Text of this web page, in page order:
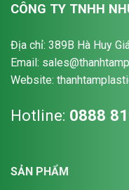
CÔNG TY TNHH
Địa chỉ: 389B Hà Huy
Email:
Website:
Hotline: 0888
SẢN PHẨM